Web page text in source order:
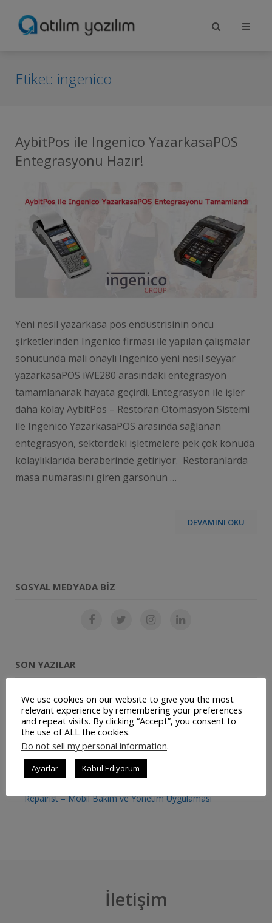
Etiket: ingenico
AybitPos ile Ingenico YazarkasaPOS
Entegrasyonu Hazır!
Yeni nesil yazarkasa pos endüstrisinin öncü
şirketlerinden Ingenico firması ile yapılan çalışmalar
sonucunda mali onaylı Ingenico yeni nesil seyyar
yazarkasaPOS iWE280 arasındaki entegrasyon
tamamlanarak hayata geçirdi. Entegrasyon ile işler
daha kolay AybitPos – Restoran Otomasyon Sistemi
ile Ingenico YazarkasaPOS arasında sağlanan
entegrasyon, sektördeki işletmelere pek çok konuda
kolaylıklarıda beraberinde getiriyor. Restoranlarda
masa numarasını giren garsonun …
DEVAMINI OKU
SOSYAL MEDYADA BIZ
SON YAZILAR
Restoran Otomasyon Sistemi
Müşteri Panelimiz Yayınlanmıştır
Ticari Bilgilerimiz Değişmiştir
JetSu – Mobil Su Sipariş Uygulaması
Repairist – Mobil Bakım ve Yönetim Uygulaması
İletişim
We use cookies on our website to give you the most
relevant experience by remembering your preferences
and repeat visits. By clicking “Accept”, you consent to
the use of ALL the cookies.
Do not sell my personal information.
Ayarlar Kabul Ediyorum